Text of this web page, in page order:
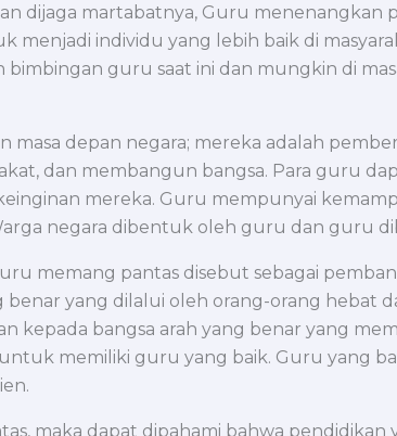
dijaga martabatnya, Guru
individu yang lebih baik di
guru saat ini dan mungkin di
depan negara; mereka adalah
dan membangun bangsa. Para guru
mereka. Guru mempunyai
negara dibentuk oleh guru dan guru
memang pantas disebut sebagai
yang dilalui oleh orang-orang hebat
bangsa arah yang benar yang
memiliki guru yang baik. Guru yang
maka dapat dipahami bahwa